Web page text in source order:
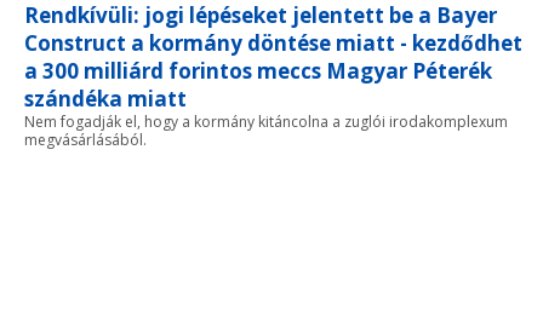
Rendkívüli: jogi lépéseket jelentett be a Bayer
Construct a kormány döntése miatt - kezdődhet
a 300 milliárd forintos meccs Magyar Péterék
szándéka miatt
Nem fogadják el, hogy a kormány kitáncolna a zuglói irodakomplexum
megvásárlásából.